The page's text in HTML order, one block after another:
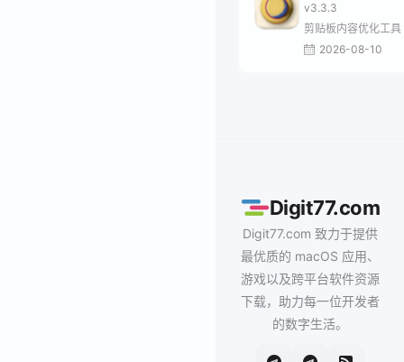
v3.3.3
剪贴板内容优化工具
2026-08-10
Digit77.com
Digit77.com 致力于提供
最优质的 macOS 应用、
游戏以及跨平台软件资源
下载，助力每一位开发者
的数字生活。